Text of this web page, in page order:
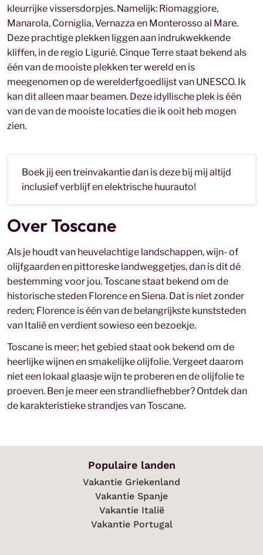
kleurrijke vissersdorpjes. Namelijk: Riomaggiore,
Manarola, Corniglia, Vernazza en Monterosso al Mare.
Deze prachtige plekken liggen aan indrukwekkende
kliffen, in de regio Ligurië. Cinque Terre staat bekend als
één van de mooiste plekken ter wereld en is
meegenomen op de werelderfgoedlijst van UNESCO. Ik
kan dit alleen maar beamen. Deze idyllische plek is één
van de van de mooiste locaties die ik ooit heb mogen
zien.
Boek jij eentreinvakantie dan is deze bij mij altijd
inclusief verblijf en elektrische huurauto!
Over Toscane
Als je houdt van heuvelachtige landschappen, wijn- of
olijfgaarden en pittoreske landweggetjes, dan is dit dé
bestemming voor jou. Toscane staat bekend om de
historische steden Florence en Siena. Dat is niet zonder
reden; Florence is één van de belangrijkste kunststeden
van Italië en verdient sowieso een bezoekje.
Toscane is meer; het gebied staat ook bekend om de
heerlijke wijnen en smakelijke olijfolie. Vergeet daarom
niet een lokaal glaasje wijn te proberen en de olijfolie te
proeven. Ben je meer een strandliefhebber? Ontdek dan
de karakteristieke strandjes van Toscane.
Populaire landen
Vakantie Griekenland
Vakantie Spanje
Vakantie Italië
Vakantie Portugal